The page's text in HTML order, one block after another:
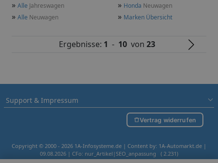
» Alle Jahreswagen » Honda Neuwagen
» Alle Neuwagen » Marken Übersicht
Ergebnisse: 1 - 10von 23
Support & Impressum
Vertrag widerrufen
Copyright © 2000 - 2026 1A-Infosysteme.de | Content by: 1A-Automarkt.de |
09.08.2026 | CFo: nur_Artikel|SEO_anpassung ( 2.231)